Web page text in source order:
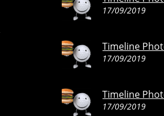
17/09/2019
Timeline
17/09/2019
Timeline
17/09/2019